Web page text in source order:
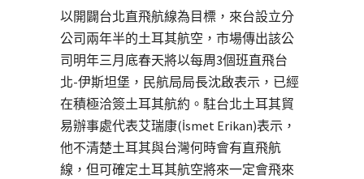
以開闢台北直飛航線為目標，來台設立分
公司兩年半的土耳其航空，市場傳出該公
司明年三月底春天將以每周3個班直飛台
北-伊斯坦堡，民航局局長沈啟表示，已經
在積極洽簽土耳其航約。駐台北土耳其貿
易辦事處代表艾瑞康(İsmet Erikan)表示，
他不清楚土耳其與台灣何時會有直飛航
線，但可確定土耳其航空將來一定會飛來